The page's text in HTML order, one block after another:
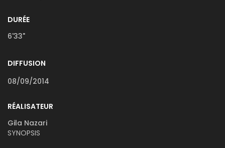
DURÉE
6'33"
DIFFUSION
08/09/2014
RÉALISATEUR
Gila Nazari
SYNOPSIS